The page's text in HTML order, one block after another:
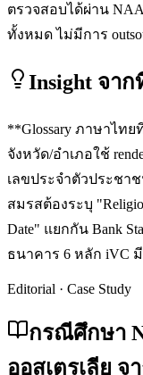
ตรวจสอบได้ผ่าน
ทั้งหมด ไม่มีการ
Insight จา
**Glossary ภาษาไท
จังหวัด/อำเภอใช้
เลขประจำตัวประชา
สมรสต้องระบุ
Date" แยกกัน Bank
ธนาคาร 6 หลัก iVC มี
Editorial · Case Study
กรณีศึกษา
ออสเตรเลีย จ